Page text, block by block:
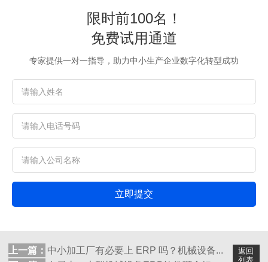
限时前100名！
免费试用通道
专家提供一对一指导，助力中小生产企业数字化转型成功
立即提交
返回
列表
上一篇： 中小加工厂有必要上 ERP 吗？机械设备...